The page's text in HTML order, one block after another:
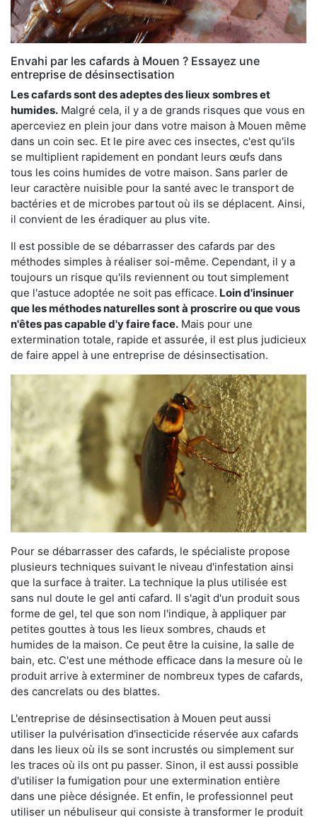
Envahi par les cafards à Mouen ? Essayez une
entreprise de désinsectisation
Les cafards sont des adeptes des lieux sombres et
humides. Malgré cela, il y a de grands risques que vous en
aperceviez en plein jour dans votre maison à Mouen même
dans un coin sec. Et le pire avec ces insectes, c'est qu'ils
se multiplient rapidement en pondant leurs œufs dans
tous les coins humides de votre maison. Sans parler de
leur caractère nuisible pour la santé avec le transport de
bactéries et de microbes partout où ils se déplacent. Ainsi,
il convient de les éradiquer au plus vite.
Il est possible de se débarrasser des cafards par des
méthodes simples à réaliser soi-même. Cependant, il y a
toujours un risque qu'ils reviennent ou tout simplement
que l'astuce adoptée ne soit pas efficace. Loin d'insinuer
que les méthodes naturelles sont à proscrire ou que vous
n'êtes pas capable d'y faire face. Mais pour une
extermination totale, rapide et assurée, il est plus judicieux
de faire appel à une entreprise de désinsectisation.
Pour se débarrasser des cafards, le spécialiste propose
plusieurs techniques suivant le niveau d'infestation ainsi
que la surface à traiter. La technique la plus utilisée est
sans nul doute le gel anti cafard. Il s'agit d'un produit sous
forme de gel, tel que son nom l'indique, à appliquer par
petites gouttes à tous les lieux sombres, chauds et
humides de la maison. Ce peut être la cuisine, la salle de
bain, etc. C'est une méthode efficace dans la mesure où le
produit arrive à exterminer de nombreux types de cafards,
des cancrelats ou des blattes.
L'entreprise de désinsectisation à Mouen peut aussi
utiliser la pulvérisation d'insecticide réservée aux cafards
dans les lieux où ils se sont incrustés ou simplement sur
les traces où ils ont pu passer. Sinon, il est aussi possible
d'utiliser la fumigation pour une extermination entière
dans une pièce désignée. Et enfin, le professionnel peut
utiliser un nébuliseur qui consiste à transformer le produit